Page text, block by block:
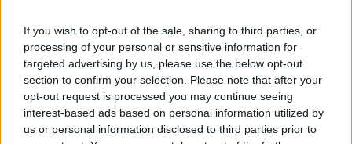
If you wish to opt-out of the sale, sharing to third parties, or
processing of your personal or sensitive information for
targeted advertising by us, please use the below opt-out
section to confirm your selection. Please note that after your
opt-out request is processed you may continue seeing
interest-based ads based on personal information utilized by
us or personal information disclosed to third parties prior to
250 gr di farina di riso
150 gr di farina di mais
50 gr di zucchero
Scorza grattugiata di un limone
220 gr di burro a pezzettini
3 uova
Ingredienti per la crema